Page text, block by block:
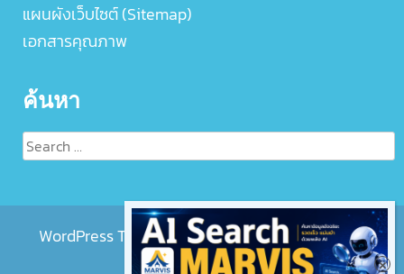
แผนผังเว็บไซต์ (Sitemap)
เอกสารคุณภาพ
ค้นหา
Search
for:
WordPress Theme :EightMedi Liteby 8Degree
Themes